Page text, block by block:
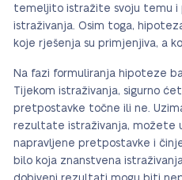
temeljito istražite svoju temu
istraživanja. Osim toga,
koje rješenja su primjenjiva, a
Na fazi formuliranja hipoteze
Tijekom istraživanja, sigurno
pretpostavke točne ili ne.
rezultate istraživanja, možete
napravljene pretpostavke i
bilo koja znanstvena